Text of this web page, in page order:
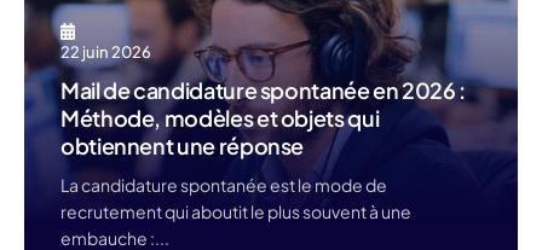
22 juin 2026
Mail de candidature spontanée en 2026 :
Méthode, modèles et objets qui
obtiennent une réponse
La candidature spontanée est le mode de
recrutement qui aboutit le plus souvent à une
embauche :...